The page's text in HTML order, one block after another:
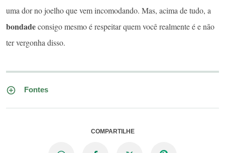
uma dor no joelho que vem incomodando. Mas, acima de tudo, a
bondadeconsigo mesmo é respeitar quem você realmente é e não
ter vergonha disso.
Fontes
COMPARTILHE